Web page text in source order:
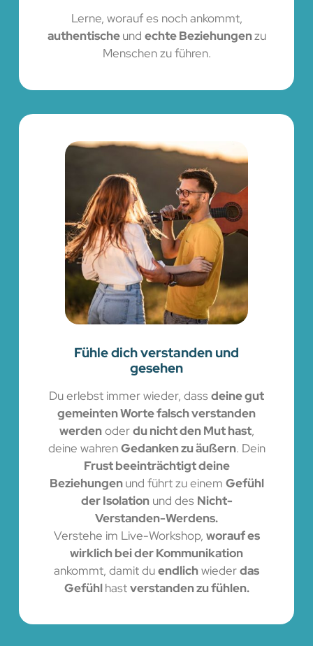
Lerne, worauf es noch ankommt,
authentischeund echte Beziehungenzu
Menschen zu führen.
Fühle dich verstanden und
gesehen
Du erlebst immer wieder, dassdeine gut
gemeinten Worte falsch verstanden
werdenoderdu nicht den Mut hast,
deine wahrenGedanken zu äußern. Dein
Frust beeinträchtigt deine
Beziehungenund führt zu einem Gefühl
der Isolationund des Nicht-
Verstanden-Werdens.
Verstehe im Live-Workshop, worauf es
wirklich bei der Kommunikation
ankommt, damit duendlichwiederdas
Gefühlhastverstanden zu fühlen.